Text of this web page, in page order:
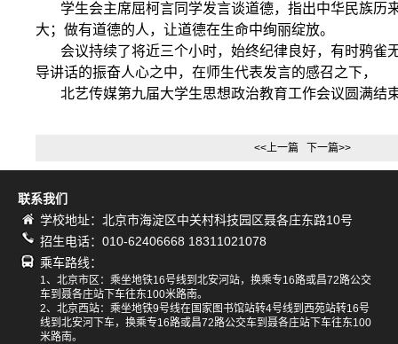
学生会主席屈柯言同学发言谈道德，指出中华民族历
大；做有道德的人，让道德在生命中绚丽绽放。
会议持续了将近三个小时，始终纪律良好，有时鸦雀
导讲话的振奋人心之中，在师生代表发言的感召之下，
北艺传媒第九届大学生思想政治教育工作会议圆满结
<<上一篇 下一篇>>
联系我们
学校地址：北京市海淀区中关村科技园区聂各庄东路10号
招生电话：010-62406668 18311021078
乘车路线：
1、北京市区：乘坐地铁16号线到北安河站，换乘专16路或昌72路公交
车到聂各庄站下车往东100米路南。
2、北京西站：乘坐地铁9号线在国家图书馆站转4号线到西苑站转16号
线到北安河下车，换乘专16路或昌72路公交车到聂各庄站下车往东100
米路南。